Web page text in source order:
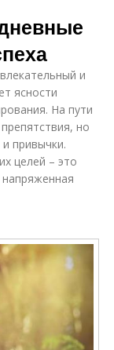
и
ясности
На пути
но
привычки.
целей – это
напряженная